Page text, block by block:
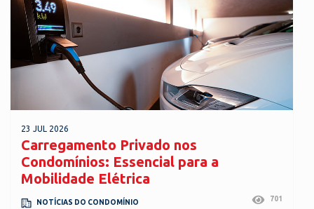
notícias
contactos
23 JUL 2026
Carregamento Privado nos
Condomínios: Essencial para a
Mobilidade Elétrica
NOTÍCIAS DO CONDOMÍNIO 701